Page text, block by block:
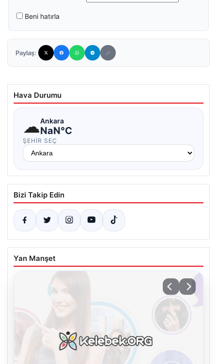
Beni hatırla
Paylaş:
Hava Durumu
☁Ankara
NaN°C
ŞEHIR SEÇ
Bizi Takip Edin
Yan Manşet